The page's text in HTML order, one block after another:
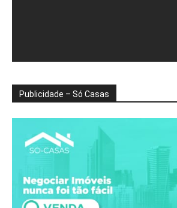
Publicidade – Só Casas